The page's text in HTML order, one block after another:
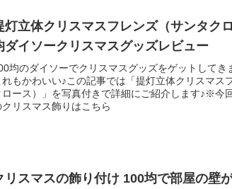
灯立体クリスマスフレンズ（サンタク
ダイソークリスマスグッズレビュー
均のダイソーでクリスマスグッズをゲットしてき
れもかわいい♪この記事では「提灯立体クリスマス
ロース）」を写真付きで詳細にご紹介します♪※今
クリスマス飾りはこちら
リスマスの飾り付け 100均で部屋の壁